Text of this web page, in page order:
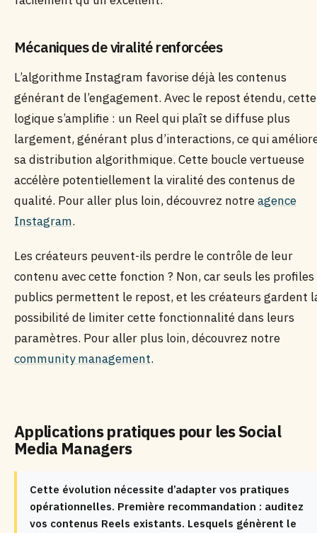
Mécaniques de viralité renforcées
L’algorithme Instagram favorise déjà les contenus
générant de l’engagement. Avec le repost étendu, cette
logique s’amplifie : un Reel qui plaît se diffuse plus
largement, générant plus d’interactions, ce qui
sa distribution algorithmique. Cette boucle vertueuse
accélère potentiellement la viralité des contenus de
qualité. Pour aller plus loin, découvrez notreagence
Instagram.
Les créateurs peuvent-ils perdre le contrôle de leur
contenu avec cette fonction ? Non, car seuls les profiles
publics permettent le repost, et les créateurs gardent
possibilité de limiter cette fonctionnalité dans leurs
paramètres. Pour aller plus loin, découvrez notre
community management.
Applications pratiques pour les Social
Media Managers
Cette évolution nécessite d’adapter vos pratiques
opérationnelles. Première recommandation : auditez
vos contenus Reels existants. Lesquels génèrent le